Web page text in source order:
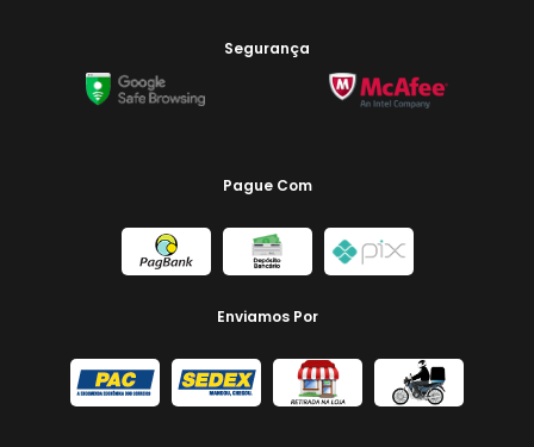
Segurança
Pague Com
Enviamos Por